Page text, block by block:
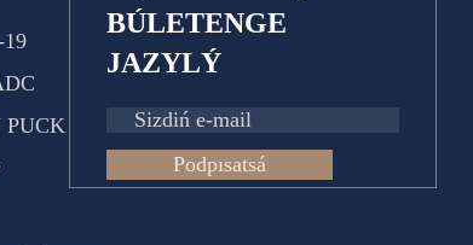
PUCK
BÚLETENGE
JAZYLÝ
Podpısatsá